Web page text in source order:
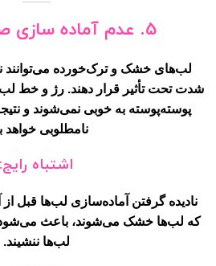
5. عدم آماده سازی صحیح لب‌ها
لب‌های خشک و ترک‌خورده می‌توانند
شدت تحت تأثیر قرار دهند. رژ و خط
پوسته‌پوسته به خوبی نمی‌شوند و
نامطلوبی خواهد
اشتباه رایج:
نادیده گرفتن آماده‌سازی لب‌ها قبل
که لب‌ها خشک می‌شوند، باعث
لب‌ها ننشیند.